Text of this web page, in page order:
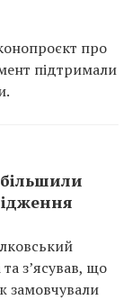
про
підтримали
з’ясував, що
замовчували